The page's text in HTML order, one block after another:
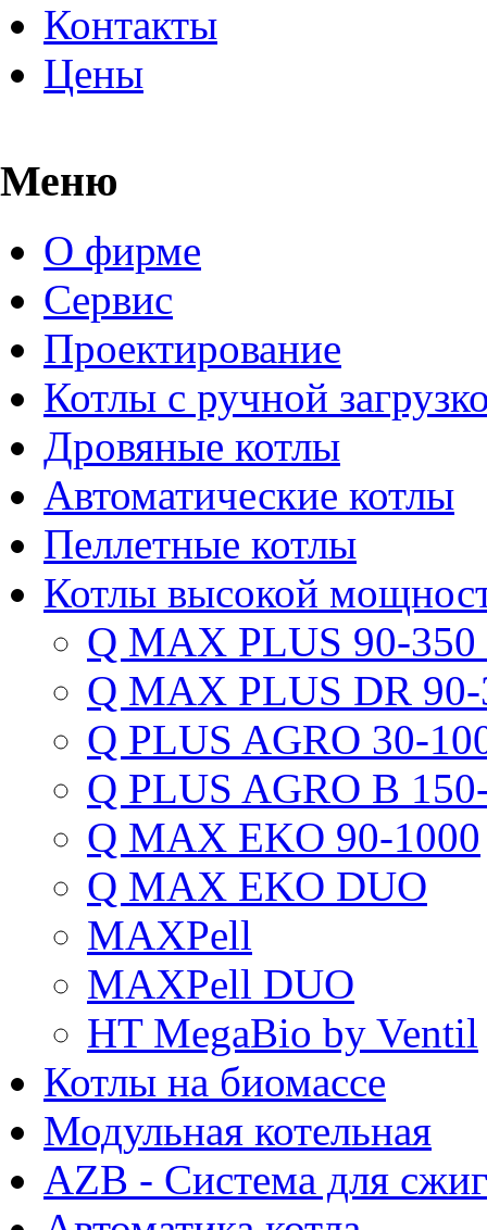
Контакты
Цены
Меню
О фирме
Сервис
Проектирование
Котлы с ручной
Дровяные котлы
Автоматические котлы
Пеллетные котлы
Котлы высокой
Q MAX PLUS 90-350
Q MAX PLUS DR
Q PLUS AGRO 30-
Q PLUS AGRO B
Q MAX EKO 90-1000
Q MAX EKO DUO
MAXPell
MAXPell DUO
HT MegaBio by Ventil
Котлы на биомассе
Модульная котельная
AZB - Система для